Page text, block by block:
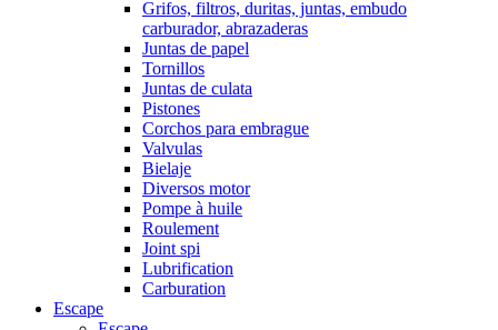
Grifos, filtros, duritas, juntas, embudo
carburador, abrazaderas
Juntas de papel
Tornillos
Juntas de culata
Pistones
Corchos para embrague
Valvulas
Bielaje
Diversos motor
Pompe à huile
Roulement
Joint spi
Lubrification
Carburation
Escape